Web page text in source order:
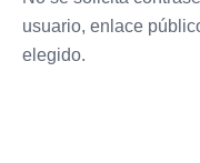
usuario, enlace
elegido.